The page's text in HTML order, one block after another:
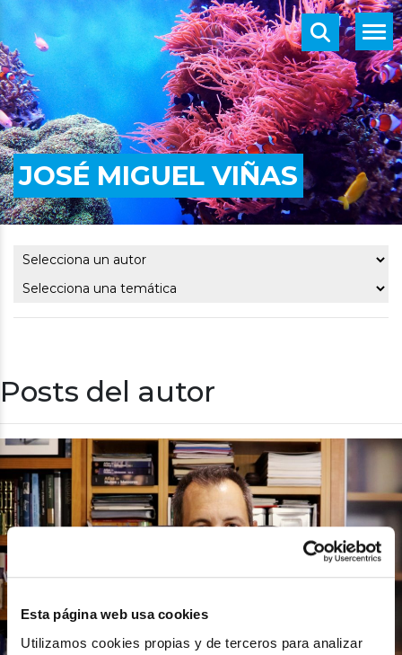
Esta página web usa cookies
Utilizamos cookies propias y de terceros para analizar
JOSÉ MIGUEL VIÑAS
Posts del autor